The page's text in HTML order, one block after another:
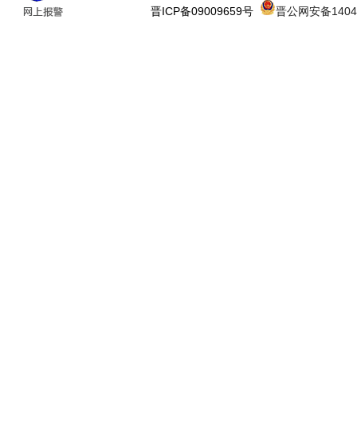
晋ICP备09009659号
晋公网安备